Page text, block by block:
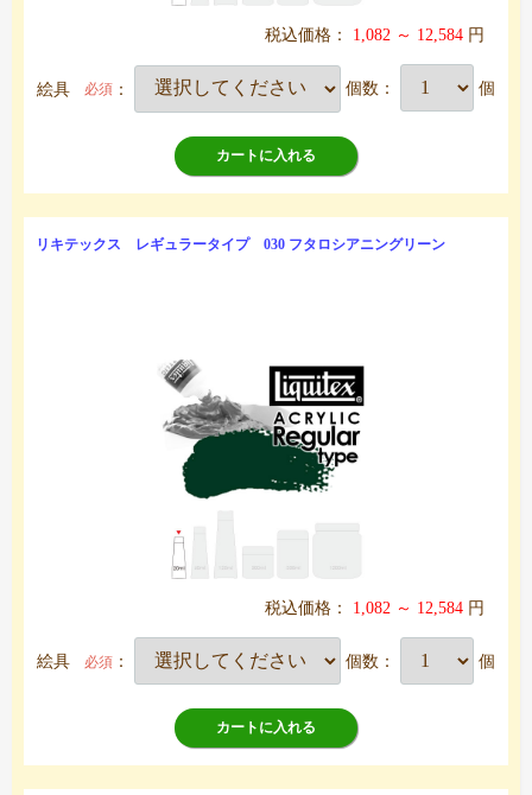
税込価格： 1,082 ～ 12,584 円
絵具 必須 ： 個数： 個
カートに入れる
リキテックス レギュラータイプ 030 フタロシアニングリーン
税込価格： 1,082 ～ 12,584 円
絵具 必須 ： 個数： 個
カートに入れる